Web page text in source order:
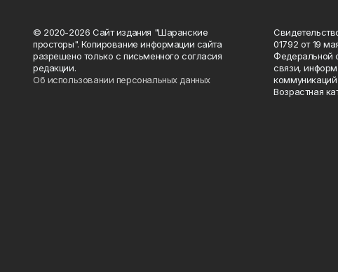
© 2020-2026 Сайт издания "Шаранские
просторы". Копирование информации сайта
разрешено только с письменного согласия
редакции.
Об использовании персональных данных
01792 от 19
Федеральной
связи,
Возрастная